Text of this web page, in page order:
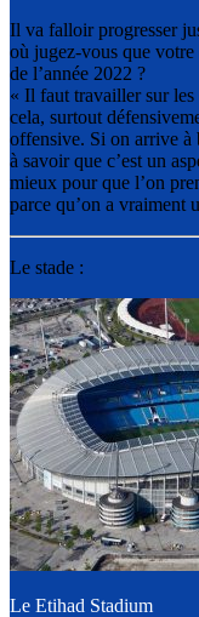
Il va falloir progresser
où jugez-vous que
de l’année 2022 ?
« Il faut travailler sur les
cela, surtout
offensive. Si on arrive à
à savoir que c’est un
mieux pour que l’on
parce qu’on a vraiment
Le stade :
Le Etihad Stadium